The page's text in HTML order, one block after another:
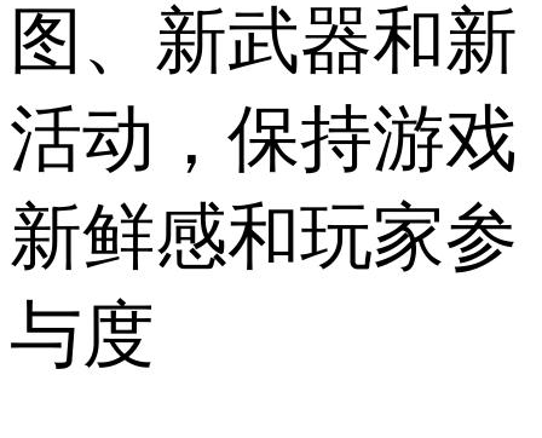
图、新武器和新
活动，保持游戏
新鲜感和玩家参
与度